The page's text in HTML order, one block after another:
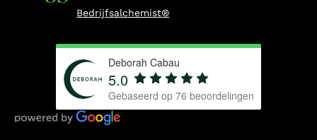
Bedrijfsalchemist®
Deborah Cabau
5.0
Gebaseerd op 76 beoordelingen